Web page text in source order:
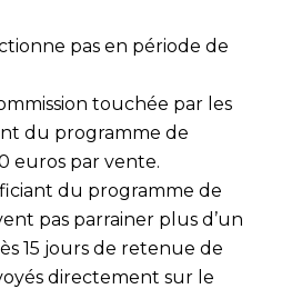
pas en période de
touchée par les
du programme de
euros par vente.
du programme de
pas parrainer plus d’un
15 jours de retenue de
directement sur le